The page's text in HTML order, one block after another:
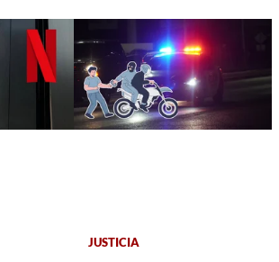
JUSTICIA